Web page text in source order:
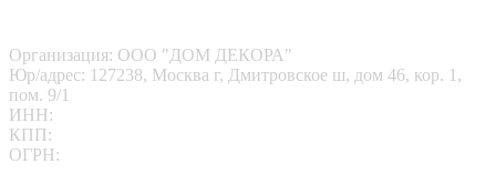
Организация: ООО "ДОМ ДЕКОРА"
Юр/адрес: 127238, Москва г, Дмитровское ш, дом 46, кор. 1,
пом. 9/1
ИНН:
КПП:
ОГРН: